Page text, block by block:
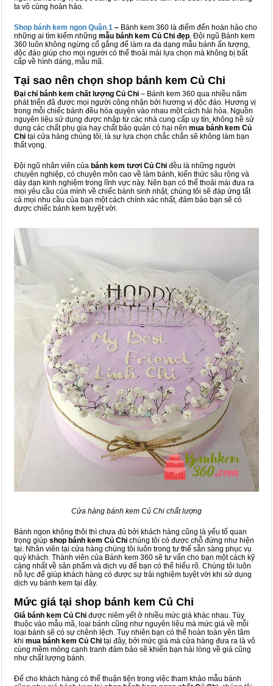
ta vô cùng hoàn hảo.
Shop bánh kem ngon Quận 1 – Bánh kem 360 là điểm đến hoàn hảo cho
những ai tìm kiếm những mẫu bánh kem Củ Chi đẹp. Đội ngũ Bánh kem
360 luôn không ngừng cố gắng để làm ra đa dạng mẫu bánh ấn tượng,
độc đáo giúp cho mọi người có thể thoải mái lựa chọn mà không bị bất
cấp về hình dáng, mẫu mã.
Tại sao nên chọn shop bánh kem Củ Chi
Đại chỉ bánh kem chất lượng Củ Chi – Bánh kem 360 qua nhiều năm
phát triển đã được mọi người công nhận bởi hương vị độc đáo. Hương vị
trong mỗi chiếc bánh đều hòa quyện vào nhau một cách hài hòa. Nguồn
nguyên liệu sử dụng được nhập từ các nhà cung cấp uy tín, không hề sử
dụng các chất phụ gia hay chất bảo quản có hại nên mua bánh kem Củ
Chi tại cửa hàng chúng tôi, là sự lựa chọn chắc chắn sẽ không làm bạn
thất vọng.
Đội ngũ nhân viên của bánh kem tươi Củ Chi đều là những người
chuyên nghiệp, có chuyên môn cao về làm bánh, kiến thức sâu rộng và
dày dạn kinh nghiệm trong lĩnh vực này. Nên bạn có thể thoải mái đưa ra
mọi yêu cầu của mình về chiếc bánh sinh nhật, chúng tôi sẽ đáp ứng tất
cả mọi nhu cầu của bạn một cách chính xác nhất, đảm bảo bạn sẽ có
được chiếc bánh kem tuyệt vời.
Cửa hàng bánh kem Củ Chi chất lượng
Bánh ngon không thôi thì chưa đủ bởi khách hàng cũng là yếu tố quan
trọng giúp shop bánh kem Củ Chi chúng tôi có được chỗ đứng như hiện
tại. Nhân viên tại cửa hàng chúng tôi luôn trong tư thế sẵn sàng phục vụ
quý khách. Thành viên của Bánh kem 360 sẽ tư vấn cho bạn một cách kỹ
càng nhất về sản phẩm và dịch vụ để bạn có thể hiểu rõ. Chúng tôi luôn
nỗ lực để giúp khách hàng có được sự trải nghiệm tuyệt vời khi sử dụng
dịch vụ bánh kem tại đây.
Mức giá tại shop bánh kem Củ Chi
Giá bánh kem Củ Chi được niêm yết ở nhiều mức giá khác nhau. Tùy
thuộc vào mẫu mã, loại bánh cũng như nguyên liệu mà mức giá về mỗi
loại bánh sẽ có sự chênh lệch. Tuy nhiên bạn có thể hoàn toàn yên tâm
khi mua bánh kem Củ Chi tại đây, bởi mức giá mà cửa hàng đưa ra là vô
cùng mềm mỏng cạnh tranh đảm bảo sẽ khiến bạn hài lòng về giá cũng
như chất lượng bánh.
Để cho khách hàng có thể thuận tiện trong việc tham khảo mẫu bánh